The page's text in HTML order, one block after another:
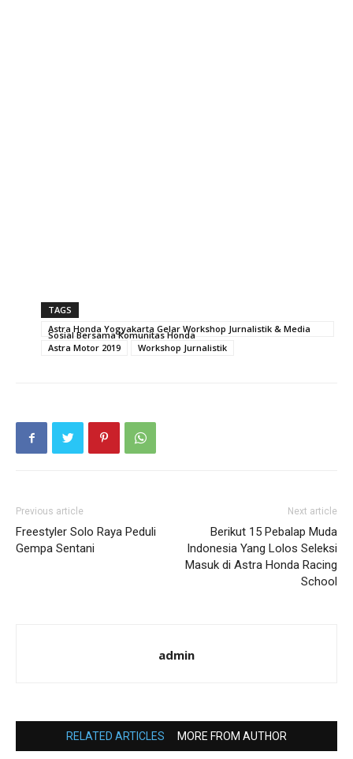
TAGS
Astra Honda Yogyakarta Gelar Workshop Jurnalistik & Media
Sosial Bersama Komunitas Honda
Astra Motor 2019
Workshop Jurnalistik
Previous article
Freestyler Solo Raya Peduli
Gempa Sentani
Next article
Berikut 15 Pebalap Muda
Indonesia Yang Lolos Seleksi
Masuk di Astra Honda Racing
School
admin
RELATED ARTICLES MORE FROM AUTHOR